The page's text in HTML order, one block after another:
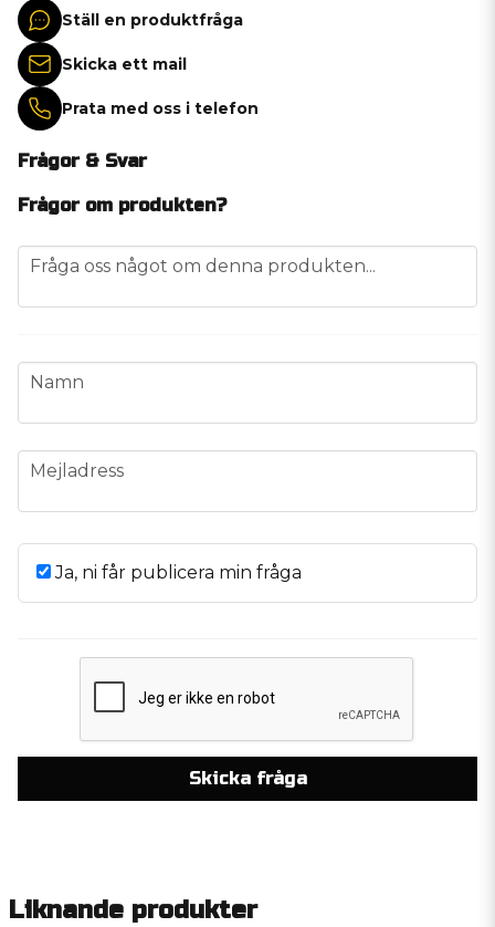
Ställ en produktfråga
Skicka ett mail
Prata med oss i telefon
Frågor & Svar
Frågor om produkten?
question
Fråga oss något om denna produkten...
name
Namn
email
Mejladress
Ja, ni får publicera min fråga
Skicka fråga
Liknande produkter